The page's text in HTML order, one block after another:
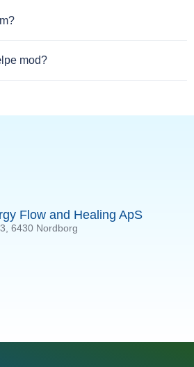
mod?
Flow and Healing ApS
6430 Nordborg